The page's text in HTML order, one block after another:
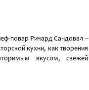
повар Ричард Сандовал –
кухни, как творения
вкусом, свежей